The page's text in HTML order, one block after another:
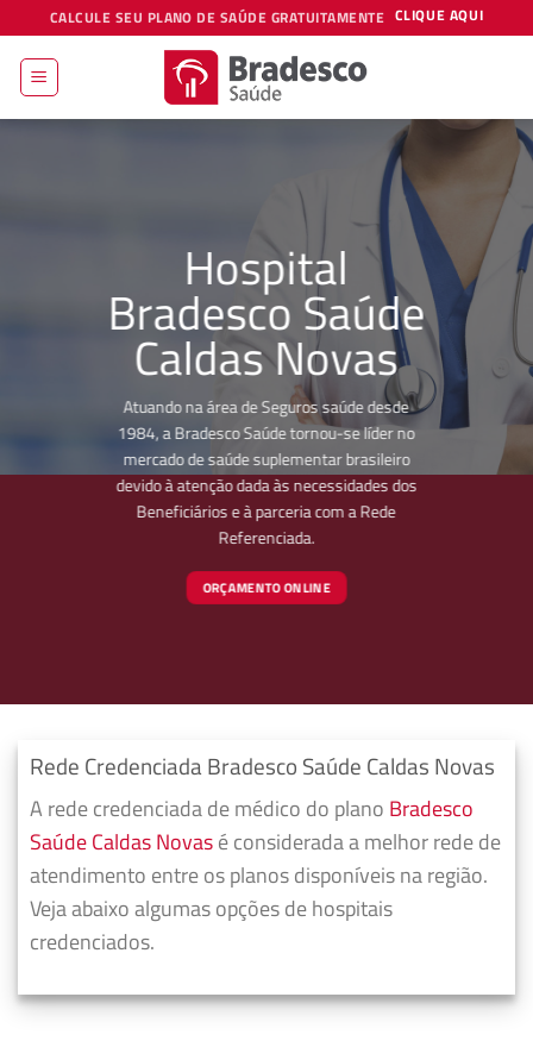
to
content
CALCULE SEU PLANO DE SAÚDE GRATUITAMENTE CLIQUE AQUI
Hospital
Bradesco Saúde
Caldas Novas
Atuando na área de Seguros saúde desde
1984, a Bradesco Saúde tornou-se líder no
mercado de saúde suplementar brasileiro
devido à atenção dada às necessidades dos
Beneficiários e à parceria com a Rede
Referenciada.
ORÇAMENTO ONLINE
Rede Credenciada Bradesco Saúde Caldas Novas
A rede credenciada de médico do plano Bradesco
Saúde Caldas Novasé considerada a melhor rede de
atendimento entre os planos disponíveis na região.
Veja abaixo algumas opções de hospitais
credenciados.